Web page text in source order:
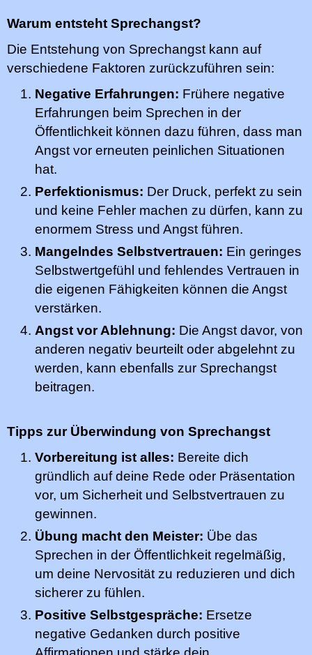
Warum entsteht Sprechangst?
Die Entstehung von Sprechangst kann auf
verschiedene Faktoren zurückzuführen sein:
Negative Erfahrungen: Frühere negative
Erfahrungen beim Sprechen in der
Öffentlichkeit können dazu führen, dass man
Angst vor erneuten peinlichen Situationen
hat.
Perfektionismus: Der Druck, perfekt zu sein
und keine Fehler machen zu dürfen, kann zu
enormem Stress und Angst führen.
Mangelndes Selbstvertrauen: Ein geringes
Selbstwertgefühl und fehlendes Vertrauen in
die eigenen Fähigkeiten können die Angst
verstärken.
Angst vor Ablehnung: Die Angst davor, von
anderen negativ beurteilt oder abgelehnt zu
werden, kann ebenfalls zur Sprechangst
beitragen.
Tipps zur Überwindung von Sprechangst
Vorbereitung ist alles: Bereite dich
gründlich auf deine Rede oder Präsentation
vor, um Sicherheit und Selbstvertrauen zu
gewinnen.
Übung macht den Meister: Übe das
Sprechen in der Öffentlichkeit regelmäßig,
um deine Nervosität zu reduzieren und dich
sicherer zu fühlen.
Positive Selbstgespräche: Ersetze
negative Gedanken durch positive